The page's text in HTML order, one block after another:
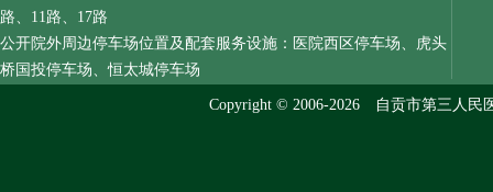
路、11路、17路
公开院外周边停车场位置及配套服务设施：医院西区停车场、虎头
桥国投停车场、恒太城停车场
Copyright © 2006-2026 自贡市第三人